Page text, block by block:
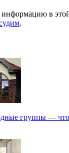
информацию в
.
группы — что